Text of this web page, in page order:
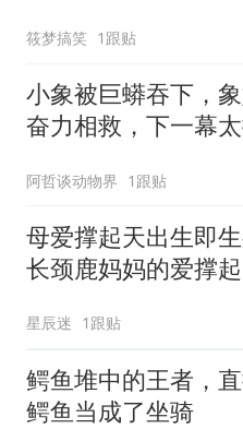
筱梦搞笑 1跟贴
小象被巨蟒吞下，
奋力相救，下一幕太
阿哲谈动物界 1跟贴
母爱撑起天出生即生
长颈鹿妈妈的爱撑起
星辰迷 1跟贴
鳄鱼堆中的王者，
鳄鱼当成了坐骑